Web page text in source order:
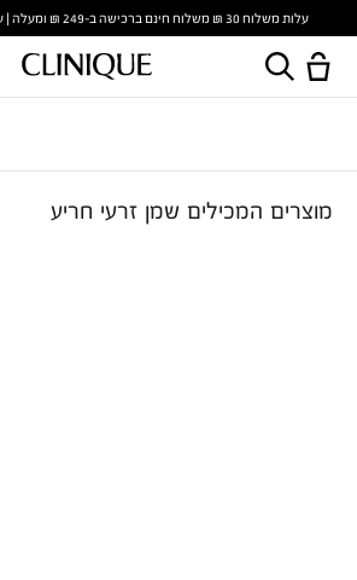
עלות משלוח 30 ₪ משלוח חינם ברכישה ב-249 ₪ ומעלה | עד 14 ימי עסקים
מוצרים המכילים שמן זרעי חריע